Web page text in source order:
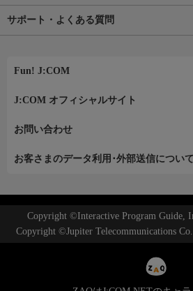
サポート・よくある質問
Fun! J:COM
J:COM オフィシャルサイト
お問い合わせ
お客さまのデータ利用･外部送信について
Copyright ©Interactive Program Guide,
Copyright ©Jupiter Telecommunications